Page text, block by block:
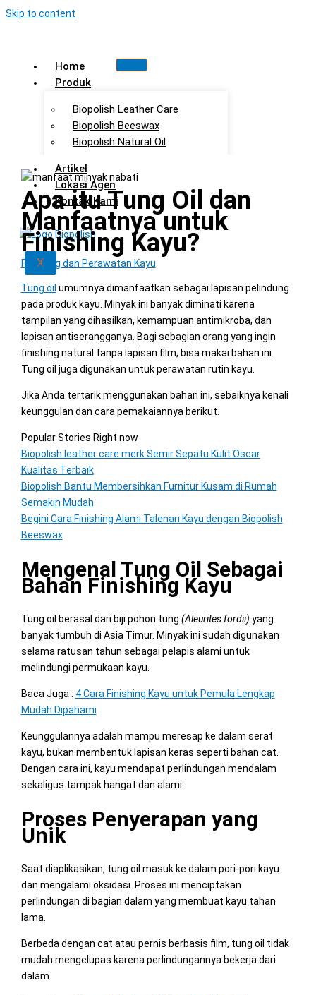
Skip to content
Home
Produk
Biopolish Leather Care
Biopolish Beeswax
Biopolish Natural Oil
Artikel
Lokasi Agen
Kontak Kami
X
Apa itu Tung Oil dan
Manfaatnya untuk
Finishing Kayu?
Finishing dan Perawatan Kayu
Tung oil umumnya dimanfaatkan sebagai lapisan pelindung
pada produk kayu. Minyak ini banyak diminati karena
tampilan yang dihasilkan, kemampuan antimikroba, dan
lapisan antiserangganya. Bagi sebagian orang yang ingin
finishing natural tanpa lapisan film, bisa makai bahan ini.
Tung oil juga digunakan untuk perawatan rutin kayu.
Jika Anda tertarik menggunakan bahan ini, sebaiknya kenali
keunggulan dan cara pemakaiannya berikut.
Popular Stories Right now
Biopolish leather care merk Semir Sepatu Kulit Oscar
Kualitas Terbaik
Biopolish Bantu Membersihkan Furnitur Kusam di Rumah
Semakin Mudah
Begini Cara Finishing Alami Talenan Kayu dengan Biopolish
Beeswax
Mengenal Tung Oil Sebagai
Bahan Finishing Kayu
Tung oil berasal dari biji pohon tung (Aleurites fordii) yang
banyak tumbuh di Asia Timur. Minyak ini sudah digunakan
selama ratusan tahun sebagai pelapis alami untuk
melindungi permukaan kayu.
Baca Juga : 4 Cara Finishing Kayu untuk Pemula Lengkap
Mudah Dipahami
Keunggulannya adalah mampu meresap ke dalam serat
kayu, bukan membentuk lapisan keras seperti bahan cat.
Dengan cara ini, kayu mendapat perlindungan mendalam
sekaligus tampak hangat dan alami.
Proses Penyerapan yang
Unik
Saat diaplikasikan, tung oil masuk ke dalam pori-pori kayu
dan mengalami oksidasi. Proses ini menciptakan
perlindungan di bagian dalam yang membuat kayu tahan
lama.
Berbeda dengan cat atau pernis berbasis film, tung oil tidak
mudah mengelupas karena perlindungannya bekerja dari
dalam.